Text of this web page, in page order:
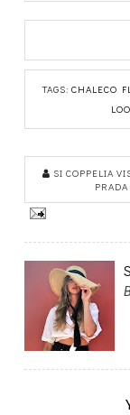
TAGS: CHALECO
SI COPPELIA
PRADA